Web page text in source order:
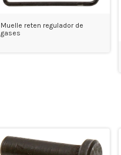
Muelle reten regulador de
gases